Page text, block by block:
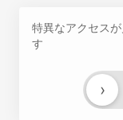
特異なアクセス
す
›